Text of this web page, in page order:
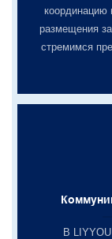
координацию
размещения
стремимся
В